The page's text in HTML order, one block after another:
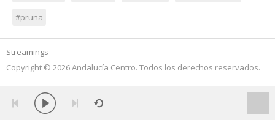
#pruna
Streamings
Copyright © 2026 Andalucía Centro. Todos los derechos reservados.